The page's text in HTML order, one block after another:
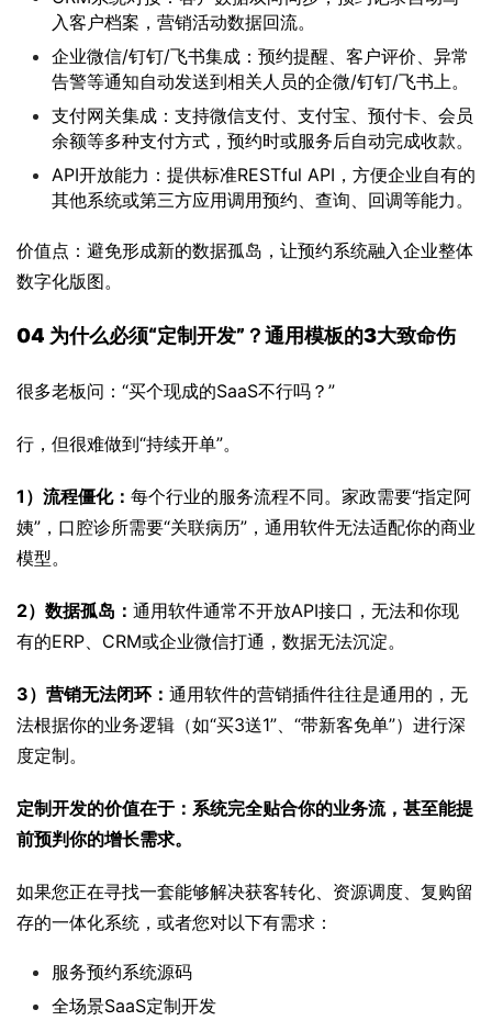
入客户档案，营销活动数据回流。
企业微信/钉钉/飞书集成：预约提醒、客户评价、异常
告警等通知自动发送到相关人员的企微/钉钉/飞书上。
支付网关集成：支持微信支付、支付宝、预付卡、会员
余额等多种支付方式，预约时或服务后自动完成收款。
API开放能力：提供标准RESTful API，方便企业自有的
其他系统或第三方应用调用预约、查询、回调等能力。
价值点：避免形成新的数据孤岛，让预约系统融入企业整体
数字化版图。
04 为什么必须“定制开发”？通用模板的3大致命伤
很多老板问：“买个现成的SaaS不行吗？”
行，但很难做到“持续开单”。
1）流程僵化： 每个行业的服务流程不同。家政需要“指定阿
姨”，口腔诊所需要“关联病历”，通用软件无法适配你的商业
模型。
2）数据孤岛： 通用软件通常不开放API接口，无法和你现
有的ERP、CRM或企业微信打通，数据无法沉淀。
3）营销无法闭环： 通用软件的营销插件往往是通用的，无
法根据你的业务逻辑（如“买3送1”、“带新客免单”）进行深
度定制。
定制开发的价值在于：系统完全贴合你的业务流，甚至能提
前预判你的增长需求。
如果您正在寻找一套能够解决获客转化、资源调度、复购留
存的一体化系统，或者您对以下有需求：
服务预约系统源码
全场景SaaS定制开发